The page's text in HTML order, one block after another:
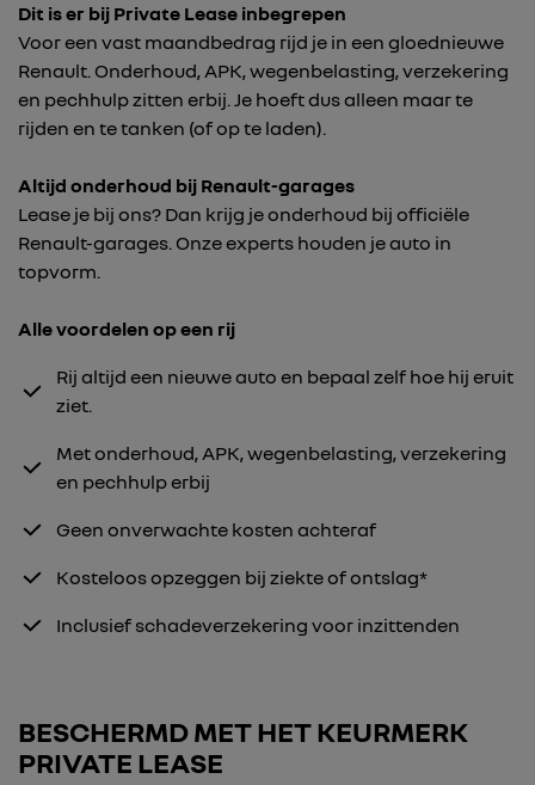
Dit is er bij Private Lease inbegrepen
Voor een vast maandbedrag rijd je in een gloednieuwe
Renault. Onderhoud, APK, wegenbelasting, verzekering
en pechhulp zitten erbij. Je hoeft dus alleen maar te
rijden en te tanken (of op te laden).
Altijd onderhoud bij Renault-garages
Lease je bij ons? Dan krijg je onderhoud bij officiële
Renault-garages. Onze experts houden je auto in
topvorm.
Alle voordelen op een rij
Rij altijd een nieuwe auto en bepaal zelf hoe hij eruit
ziet.
Met onderhoud, APK, wegenbelasting, verzekering
en pechhulp erbij
Geen onverwachte kosten achteraf
Kosteloos opzeggen bij ziekte of ontslag*
Inclusief schadeverzekering voor inzittenden
BESCHERMD MET HET KEURMERK
PRIVATE LEASE